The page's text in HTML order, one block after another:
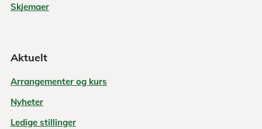
Skjemaer
Aktuelt
Arrangementer og kurs
Nyheter
Ledige stillinger